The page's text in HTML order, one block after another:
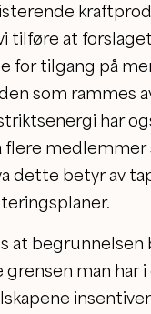
tilføre at
for tilgang på
som rammes
har
medlemmer
dette betyr av
at begrunnelsen
grensen man har